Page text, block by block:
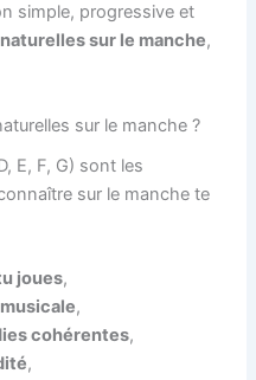
simple, progressive et
sur le manche,
sur le manche ?
E, F, G) sont les
sur le manche te
joues,
,
cohérentes,
,